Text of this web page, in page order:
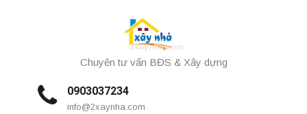
Chuyên tư vấn BĐS & Xây dựng
0903037234
info@2xaynha.com